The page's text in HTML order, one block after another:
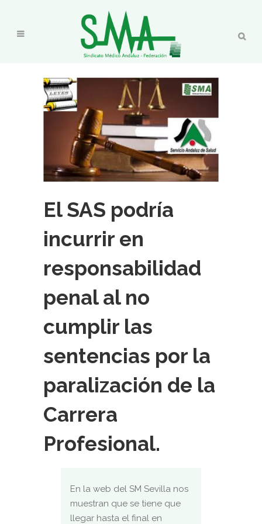
El SAS podría
incurrir en
responsabilidad
penal al no
cumplir las
sentencias por la
paralización de la
Carrera
Profesional.
En la web del SM Sevilla nos
muestran que se tiene que
llegar hasta el final en